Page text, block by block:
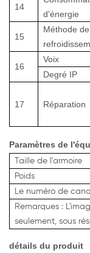
14
d'énergie
15
Méthode de
16
Voix
Degré IP
17 Réparation
Paramètres de
Taille de l'armoire
Poids
Le numéro de canal
Remarques :
seulement, sous
détails du produit